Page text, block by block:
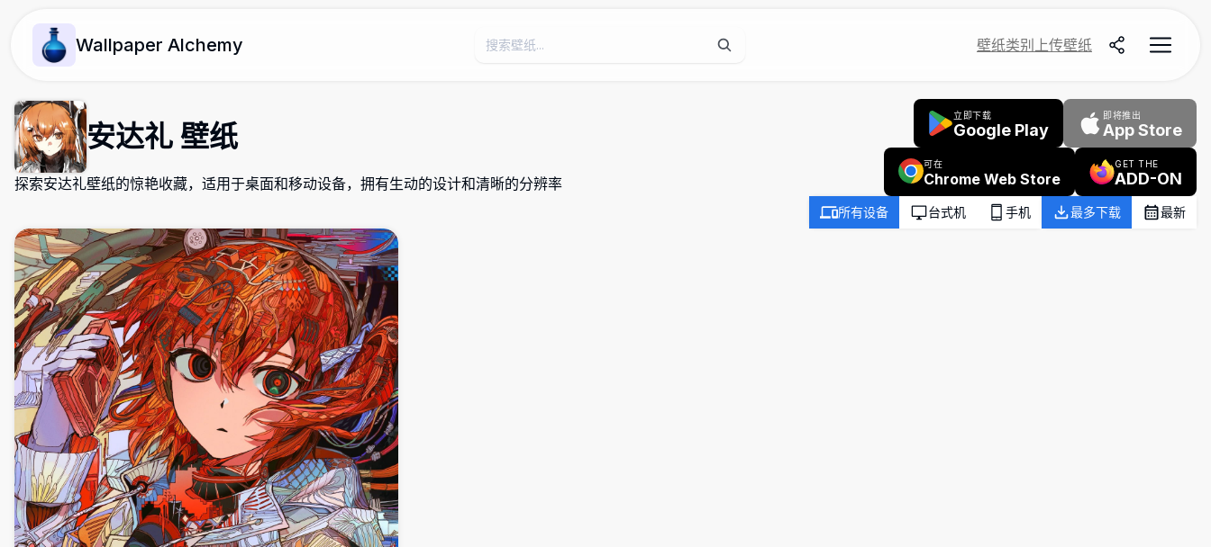
Wallpaper Alchemy 壁纸类别 上传壁纸
安达礼 壁纸
探索安达礼壁纸的惊艳收藏，适用于桌面和移动设备，拥有生动的设计和清晰的分辨率
立即下载
Google Play
即将推出
App Store
可在
Chrome Web Store
GET THE
ADD-ON
所有设备 台式机 手机 最多下载 最新